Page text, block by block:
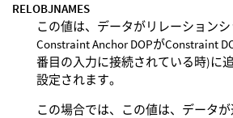
RELOBJNAMES
この値は、データがリレーションシ
Constraint Anchor DOPがConstraint
番目の入力に接続されている時)に
設定されます。
この場合では、この値は、データ